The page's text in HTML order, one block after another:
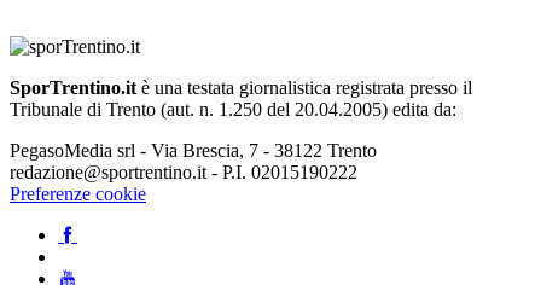
SporTrentino.it è una testata giornalistica registrata presso il
Tribunale di Trento (aut. n. 1.250 del 20.04.2005) edita da:
PegasoMedia srl - Via Brescia, 7 - 38122 Trento
redazione@sportrentino.it - P.I. 02015190222
Preferenze cookie